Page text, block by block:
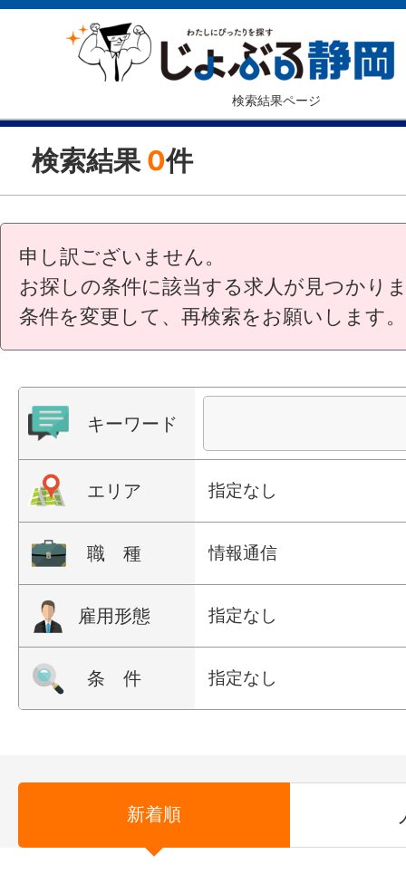
検索結果ページ
検索結果 0件
申し訳ございません。
お探しの条件に該当する求人が見つかり
条件を変更して、再検索をお願いします。
キーワード
エリア 指定なし
職 種 情報通信
雇用形態 指定なし
条 件 指定なし
新着順